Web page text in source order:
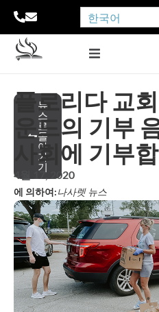
한국어
뉴
스
로
돌
아
가
기
플로리다 교
운드의 기부
사회에 기부
4월 17, 2020
에 의하여:나사렛 뉴스